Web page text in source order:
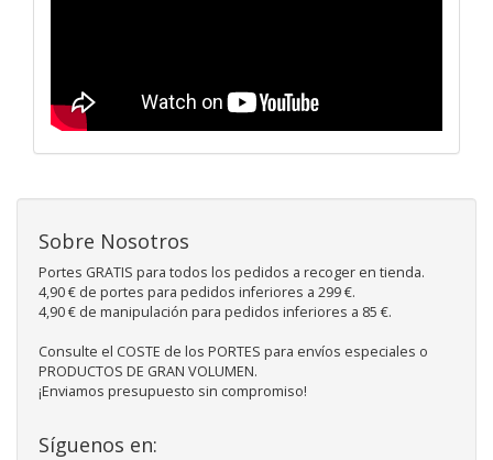
Sobre Nosotros
Portes GRATIS para todos los pedidos a recoger en tienda.
4,90 € de portes para pedidos inferiores a 299 €.
4,90 € de manipulación para pedidos inferiores a 85 €.
Consulte el COSTE de los PORTES para envíos especiales o
PRODUCTOS DE GRAN VOLUMEN.
¡Enviamos presupuesto sin compromiso!
Síguenos en: